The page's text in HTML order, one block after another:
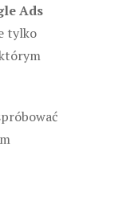
Ads
tylko